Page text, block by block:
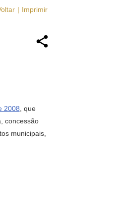
Imprimir
2008 , que
concessão
municipais,